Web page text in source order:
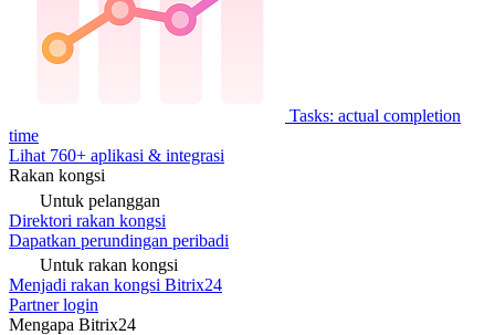
Tasks: actual completion
time
Lihat 760+ aplikasi & integrasi
Rakan kongsi
Untuk pelanggan
Direktori rakan kongsi
Dapatkan perundingan peribadi
Untuk rakan kongsi
Menjadi rakan kongsi Bitrix24
Partner login
Mengapa Bitrix24